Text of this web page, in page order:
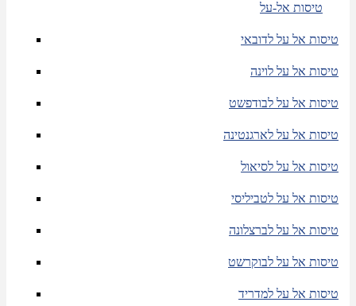
טיסות אל-על
טיסות אל על לדובאי
טיסות אל על לוינה
טיסות אל על לבודפשט
טיסות אל על לארגנטינה
טיסות אל על לסיאול
טיסות אל על לטביליסי
טיסות אל על לברצלונה
טיסות אל על לבוקרשט
טיסות אל על למדריד